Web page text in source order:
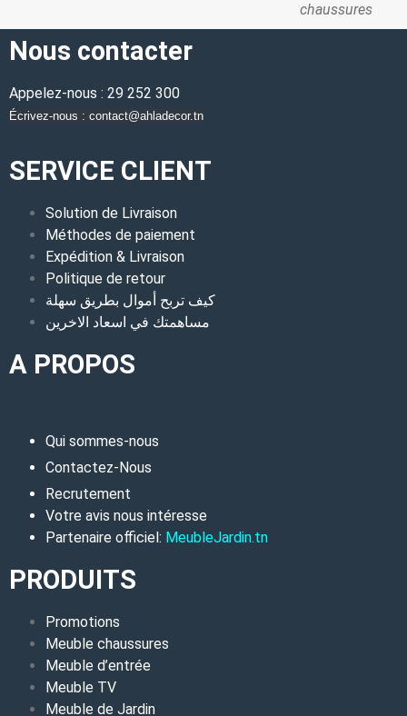
chaussures
Nous contacter
Appelez-nous : 29 252 300
Écrivez-nous : contact@ahladecor.tn
SERVICE CLIENT
Solution de Livraison
Méthodes de paiement
Expédition & Livraison
Politique de retour
كيف تربح أموال بطريق سهلة
مساهمتك في اسعاد الاخرين
A PROPOS
Qui sommes-nous
Contactez-Nous
Recrutement
Votre avis nous intéresse
Partenaire officiel: MeubleJardin.tn
PRODUITS
Promotions
Meuble chaussures
Meuble d’entrée
Meuble TV
Meuble de Jardin